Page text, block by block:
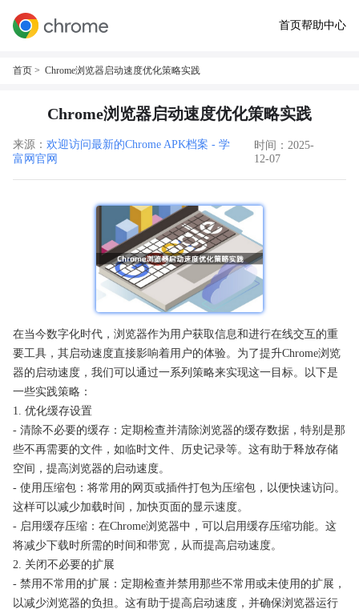
首页帮助中心
首页 > Chrome浏览器启动速度优化策略实践
Chrome浏览器启动速度优化策略实践
来源： 欢迎访问最新的Chrome APK档案 - 学
富网官网
时间：2025-
12-07
在当今数字化时代，浏览器作为用户获取信息和进行在线交互的重
要工具，其启动速度直接影响着用户的体验。为了提升Chrome浏览
器的启动速度，我们可以通过一系列策略来实现这一目标。以下是
一些实践策略：
1. 优化缓存设置
- 清除不必要的缓存：定期检查并清除浏览器的缓存数据，特别是那
些不再需要的文件，如临时文件、历史记录等。这有助于释放存储
空间，提高浏览器的启动速度。
- 使用压缩包：将常用的网页或插件打包为压缩包，以便快速访问。
这样可以减少加载时间，加快页面的显示速度。
- 启用缓存压缩：在Chrome浏览器中，可以启用缓存压缩功能。这
将减少下载时所需的时间和带宽，从而提高启动速度。
2. 关闭不必要的扩展
- 禁用不常用的扩展：定期检查并禁用那些不常用或未使用的扩展，
以减少浏览器的负担。这有助于提高启动速度，并确保浏览器运行